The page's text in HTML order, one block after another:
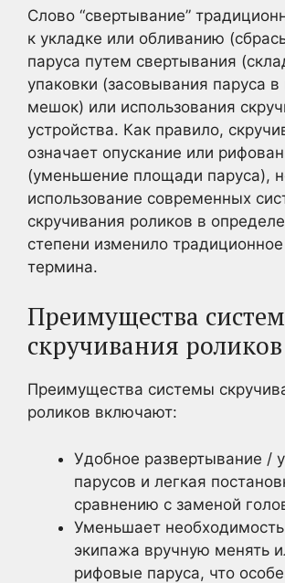
Слово “свертывание”
к укладке или обливанию
паруса путем свертывания
упаковки (засовывания паруса
мешок) или использования
устройства. Как правило,
означает опускание или
(уменьшение площади паруса),
использование современных
скручивания роликов в
степени изменило
термина.
Преимущества
скручивания роликов
Преимущества системы
роликов включают:
Удобное развертывание /
парусов и легкая
сравнению с заменой
Уменьшает
экипажа вручную менять
рифовые паруса, что